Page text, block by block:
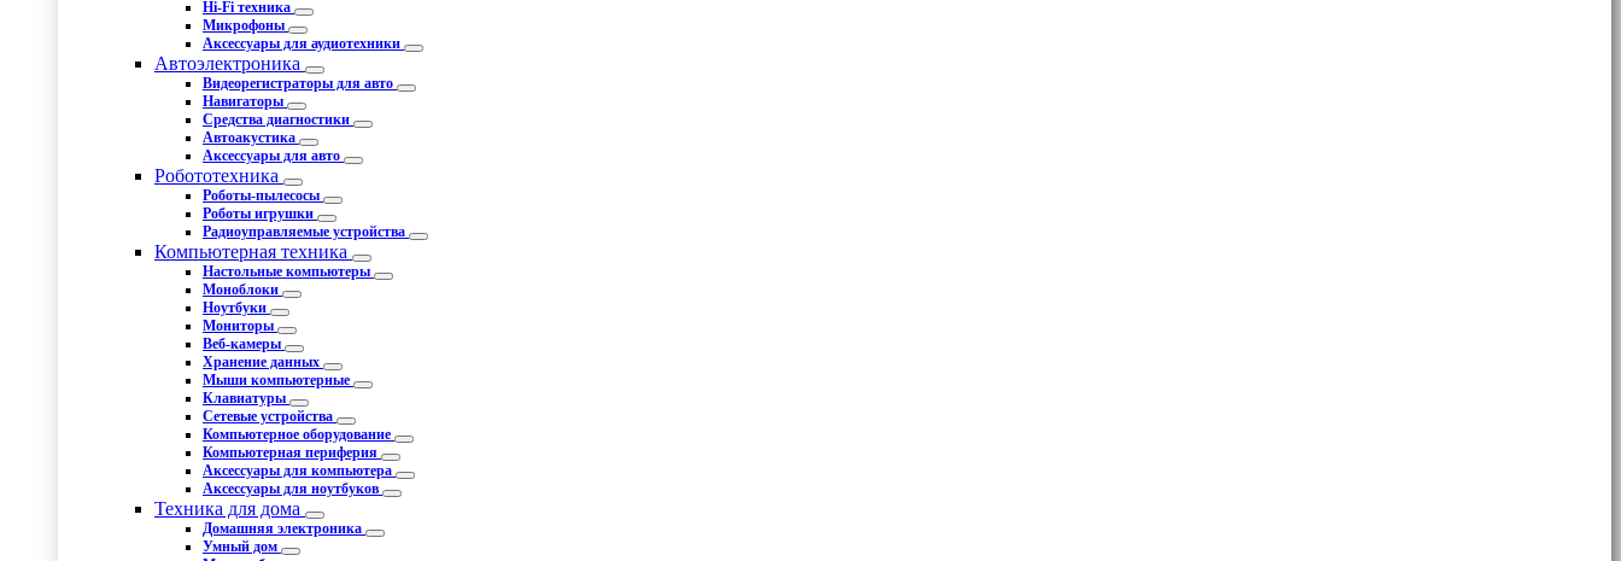
Hi-Fi техника
Микрофоны
Аксессуары для аудиотехники
Автоэлектроника
Видеорегистраторы для авто
Навигаторы
Средства диагностики
Автоакустика
Аксессуары для авто
Робототехника
Роботы-пылесосы
Роботы игрушки
Радиоуправляемые устройства
Компьютерная техника
Настольные компьютеры
Моноблоки
Ноутбуки
Мониторы
Веб-камеры
Хранение данных
Мыши компьютерные
Клавиатуры
Сетевые устройства
Компьютерное оборудование
Компьютерная периферия
Аксессуары для компьютера
Аксессуары для ноутбуков
Техника для дома
Домашняя электроника
Умный дом